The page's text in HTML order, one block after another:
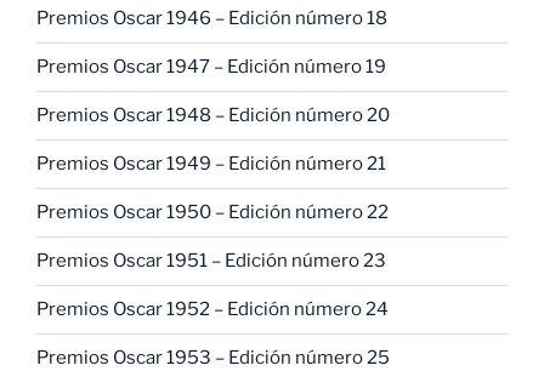
Premios Oscar 1946 – Edición número 18
Premios Oscar 1947 – Edición número 19
Premios Oscar 1948 – Edición número 20
Premios Oscar 1949 – Edición número 21
Premios Oscar 1950 – Edición número 22
Premios Oscar 1951 – Edición número 23
Premios Oscar 1952 – Edición número 24
Premios Oscar 1953 – Edición número 25